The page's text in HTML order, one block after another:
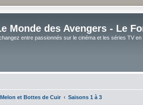
Monde des Avengers - Le
entre passionnés sur le cinéma et les séries TV en
et Bottes de Cuir Saisons 1 à 3